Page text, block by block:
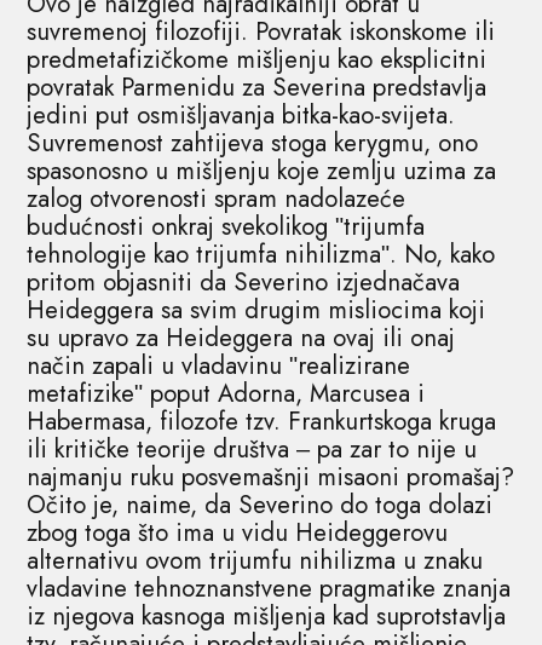
suvremenoj filozofiji. Povratak iskonskome ili
predmetafizičkome mišljenju kao eksplicitni
povratak Parmenidu za Severina predstavlja
jedini put osmišljavanja bitka-kao-svijeta.
Suvremenost zahtijeva stoga kerygmu, ono
spasonosno u mišljenju koje zemlju uzima za
zalog otvorenosti spram nadolazeće
budućnosti onkraj svekolikog ʺtrijumfa
tehnologije kao trijumfa nihilizmaʺ. No, kako
pritom objasniti da Severino izjednačava
Heideggera sa svim drugim misliocima koji
su upravo za Heideggera na ovaj ili onaj
način zapali u vladavinu ʺrealizirane
metafizikeʺ poput Adorna, Marcusea i
Habermasa, filozofe tzv. Frankurtskoga kruga
ili kritičke teorije društva ‒ pa zar to nije u
najmanju ruku posvemašnji misaoni promašaj?
Očito je, naime, da Severino do toga dolazi
zbog toga što ima u vidu Heideggerovu
alternativu ovom trijumfu nihilizma u znaku
vladavine tehnoznanstvene pragmatike znanja
iz njegova kasnoga mišljenja kad suprotstavlja